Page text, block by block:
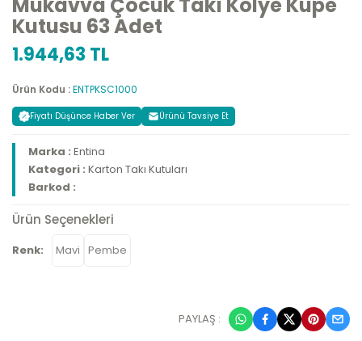
Kutusu 63 Adet
1.944,63 TL
Ürün Kodu :ENTPKSC1000
Fiyatı Düşünce Haber Ver Ürünü Tavsiye Et
Marka : Entina
Kategori : Karton Takı Kutuları
Barkod :
Ürün Seçenekleri
Renk: Mavi Pembe
PAYLAŞ :